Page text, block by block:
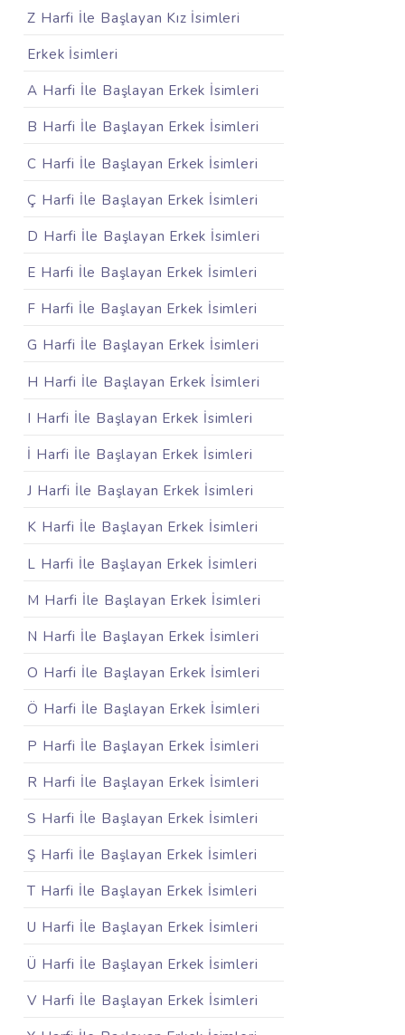
Z Harfi İle Başlayan Kız İsimleri
Erkek İsimleri
A Harfi İle Başlayan Erkek İsimleri
B Harfi İle Başlayan Erkek İsimleri
C Harfi İle Başlayan Erkek İsimleri
Ç Harfi İle Başlayan Erkek İsimleri
D Harfi İle Başlayan Erkek İsimleri
E Harfi İle Başlayan Erkek İsimleri
F Harfi İle Başlayan Erkek İsimleri
G Harfi İle Başlayan Erkek İsimleri
H Harfi İle Başlayan Erkek İsimleri
I Harfi İle Başlayan Erkek İsimleri
İ Harfi İle Başlayan Erkek İsimleri
J Harfi İle Başlayan Erkek İsimleri
K Harfi İle Başlayan Erkek İsimleri
L Harfi İle Başlayan Erkek İsimleri
M Harfi İle Başlayan Erkek İsimleri
N Harfi İle Başlayan Erkek İsimleri
O Harfi İle Başlayan Erkek İsimleri
Ö Harfi İle Başlayan Erkek İsimleri
P Harfi İle Başlayan Erkek İsimleri
R Harfi İle Başlayan Erkek İsimleri
S Harfi İle Başlayan Erkek İsimleri
Ş Harfi İle Başlayan Erkek İsimleri
T Harfi İle Başlayan Erkek İsimleri
U Harfi İle Başlayan Erkek İsimleri
Ü Harfi İle Başlayan Erkek İsimleri
V Harfi İle Başlayan Erkek İsimleri